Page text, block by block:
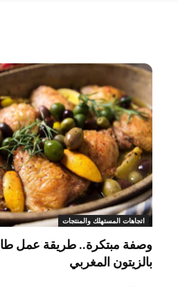
اتجاهات المستهلك والمنتجات
وصفة مبتكرة.. طريقة عمل
بالزيتون المغربي